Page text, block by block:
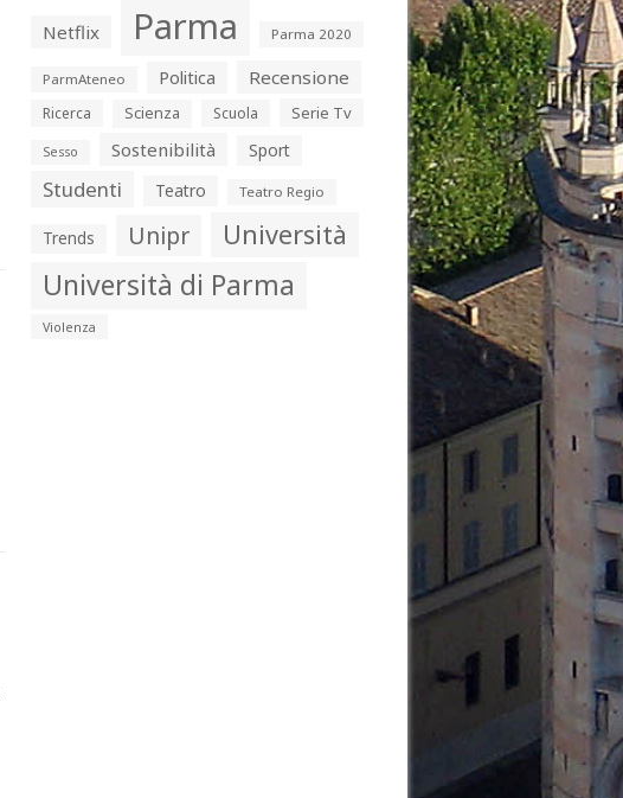
Netflix Parma Parma 2020
ParmAteneo Politica Recensione
Ricerca Scienza Scuola Serie Tv
Sesso Sostenibilità Sport
Studenti Teatro Teatro Regio
Trends Unipr Università
Università di Parma
Violenza